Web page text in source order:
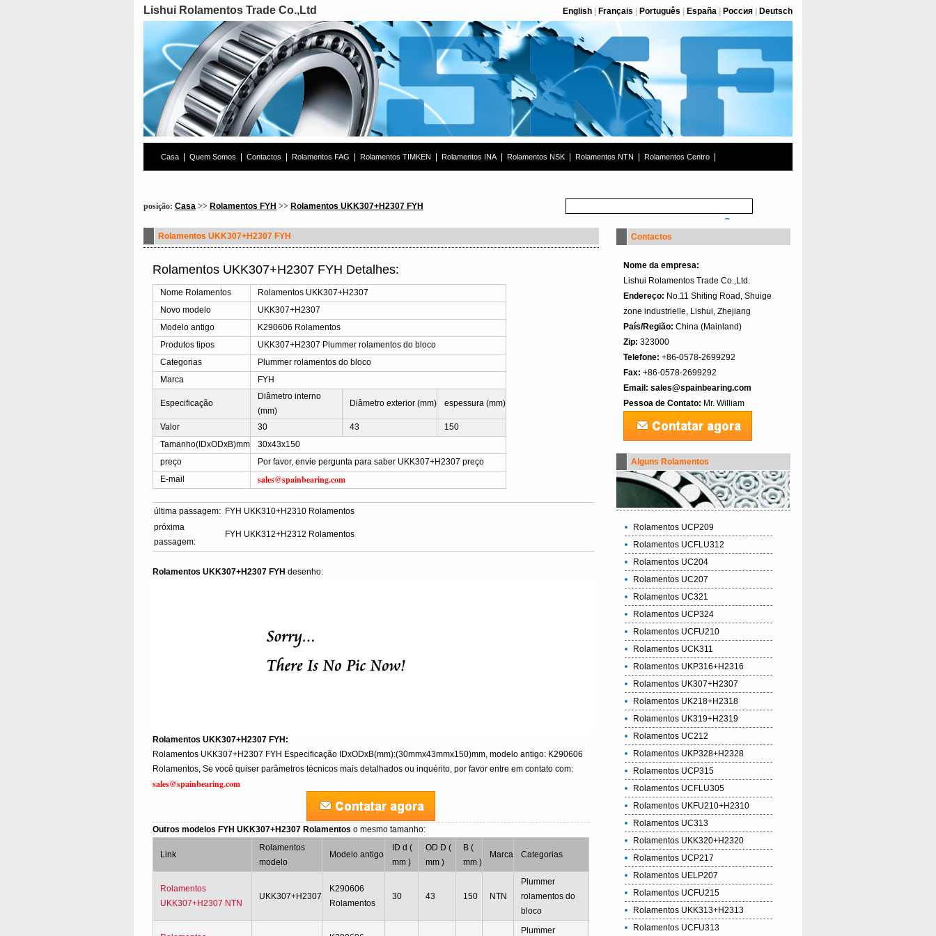
Lishui Rolamentos Trade Co.,Ltd English Français Português España Россия Deutsch
Casa Quem Somos Contactos Rolamentos FAG Rolamentos TIMKEN Rolamentos INA Rolamentos NSK Rolamentos NTN Rolamentos Centro
posição: Casa >> Rolamentos FYH >> Rolamentos UKK307+H2307 FYH
Rolamentos UKK307+H2307 FYH
Rolamentos UKK307+H2307 FYH Detalhes:
Nome Rolamentos
Rolamentos UKK307+H2307
Novo modelo
UKK307+H2307
Modelo antigo
K290606 Rolamentos
Produtos tipos
UKK307+H2307 Plummer rolamentos do bloco
Categorias
Plummer rolamentos do bloco
Marca
FYH
Especificação
Diâmetro interno
(mm)
Diâmetro exterior (mm) espessura (mm)
Valor 30 43
150
Tamanho(IDxODxB)mm
30x43x150
preço
Por favor, envie pergunta para saber UKK307+H2307 preço
E-mail
sales@spainbearing.com
última passagem: FYH UKK310+H2310 Rolamentos
próxima
passagem:
FYH UKK312+H2312 Rolamentos
Rolamentos UKK307+H2307 FYH desenho:
Rolamentos UKK307+H2307 FYH:
Rolamentos UKK307+H2307 FYH Especificação IDxODxB(mm):(30mmx43mmx150)mm, modelo antigo: K290606
Rolamentos, Se você quiser parâmetros técnicos mais detalhados ou inquérito, por favor entre em contato com:
sales@spainbearing.com
Outros modelos FYH UKK307+H2307 Rolamentoso mesmo tamanho:
Link
Rolamentos
modelo
Modelo antigo
ID d (
mm )
OD D (
mm )
B (
mm )
Marca Categorias
Rolamentos
UKK307+H2307 NTN
UKK307+H2307
K290606
Rolamentos
30 43 150 NTN
Plummer
rolamentos do
bloco
Plummer
Contactos
Nome da empresa:
Lishui Rolamentos Trade Co.,Ltd.
Endereço: No.11 Shiting Road, Shuige
zone industrielle, Lishui, Zhejiang
País/Região: China (Mainland)‎
Zip: 323000
Telefone: +86-0578-2699292
Fax: +86-0578-2699292
Email: sales@spainbearing.com
Pessoa de Contato: Mr. William
Alguns Rolamentos
Rolamentos UCP209
Rolamentos UCFLU312
Rolamentos UC204
Rolamentos UC207
Rolamentos UC321
Rolamentos UCP324
Rolamentos UCFU210
Rolamentos UCK311
Rolamentos UKP316+H2316
Rolamentos UK307+H2307
Rolamentos UK218+H2318
Rolamentos UK319+H2319
Rolamentos UC212
Rolamentos UKP328+H2328
Rolamentos UCP315
Rolamentos UCFLU305
Rolamentos UKFU210+H2310
Rolamentos UC313
Rolamentos UKK320+H2320
Rolamentos UCP217
Rolamentos UELP207
Rolamentos UCFU215
Rolamentos UKK313+H2313
Rolamentos UCFU313